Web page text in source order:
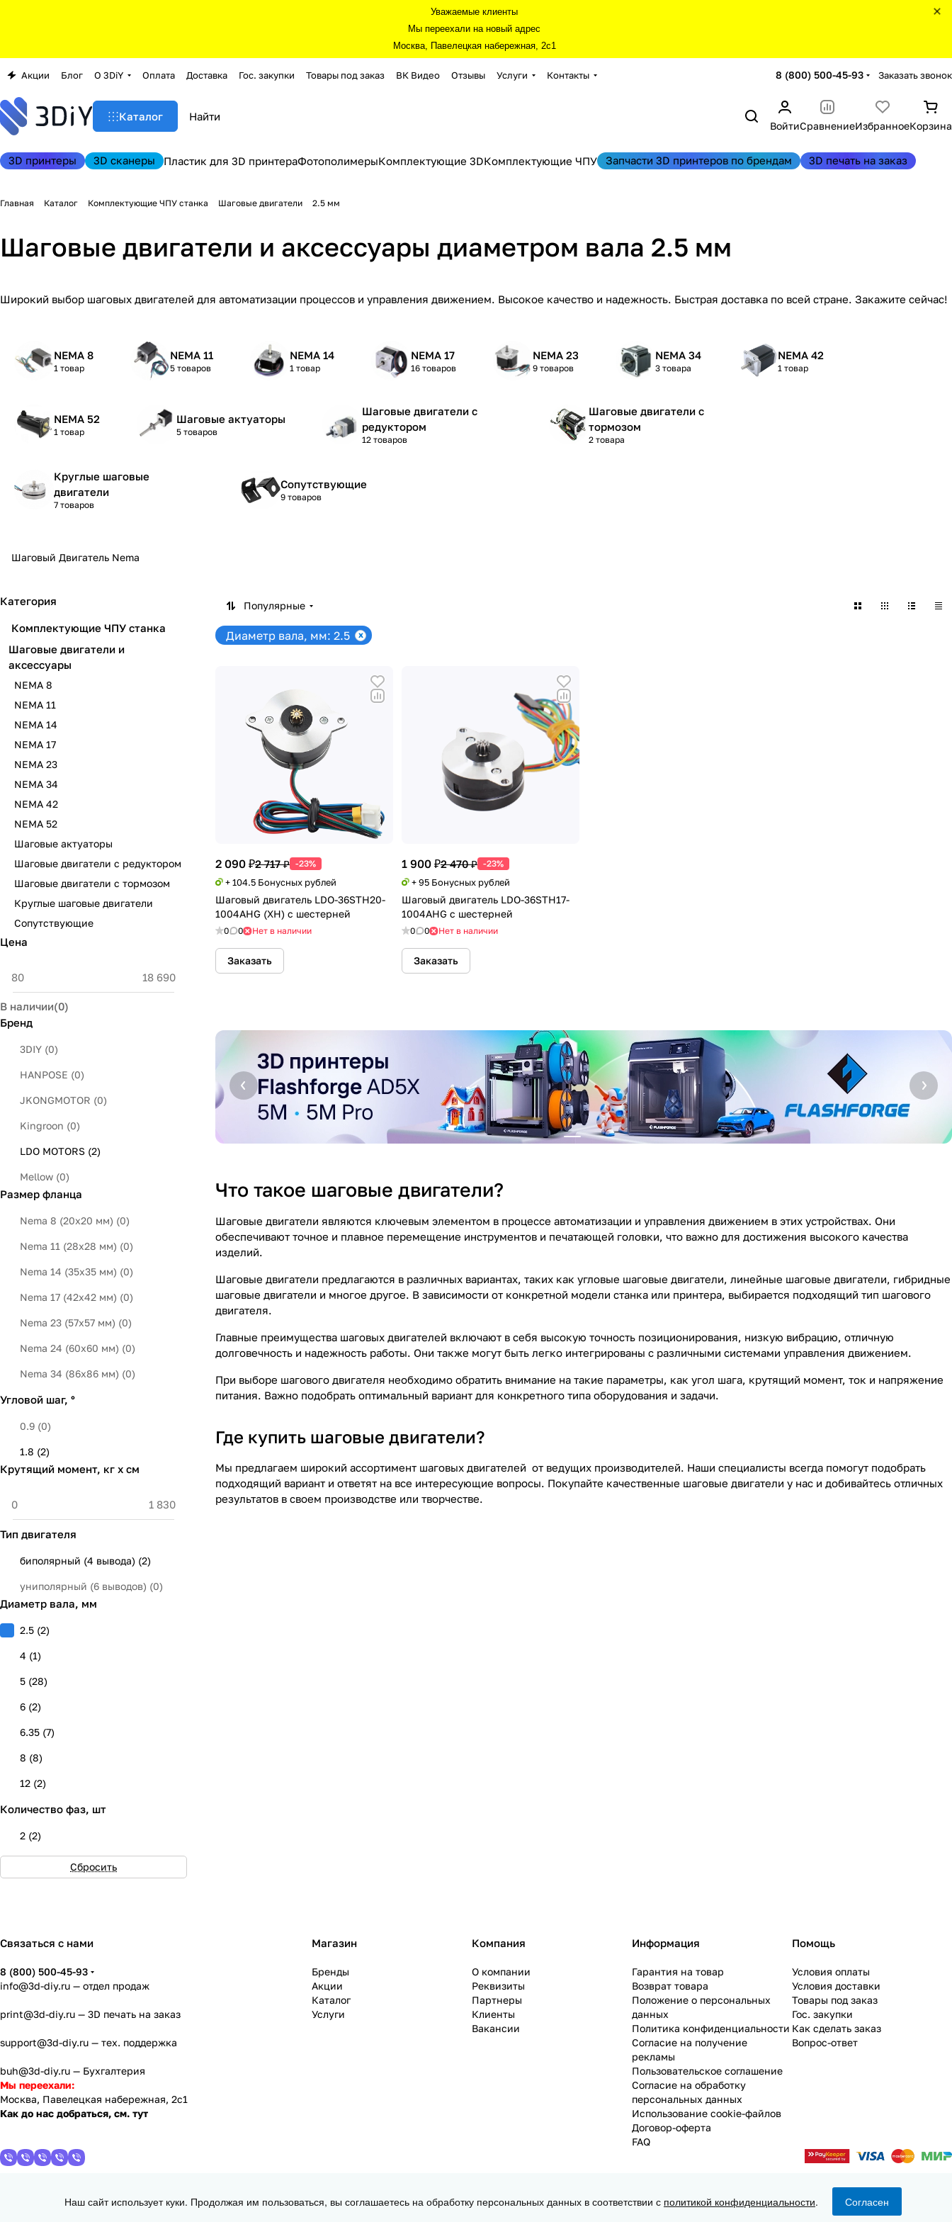
Уважаемые клиенты
Мы переехали на новый адрес
Москва, Павелецкая набережная, 2с1
Акции Блог О 3DiY Оплата Доставка Гос. закупки Товары под заказ ВК Видео Отзывы Услуги Контакты 8 (800) 500-45-93 Заказать звонок
Каталог
ВойтиСравнениеИзбранноеКорзина
3D принтеры 3D сканеры Пластик для 3D принтераФотополимерыКомплектующие 3DКомплектующие ЧПУ Запчасти 3D принтеров по брендам 3D печать на заказ
Главная Каталог Комплектующие ЧПУ станка Шаговые двигатели 2.5 мм
Шаговые двигатели и аксессуары диаметром вала 2.5 мм
Широкий выбор шаговых двигателей для автоматизации процессов и управления движением. Высокое качество и надежность. Быстрая доставка по всей стране. Закажите сейчас!
NEMA 8
1 товар
NEMA 11
5 товаров
NEMA 14
1 товар
NEMA 17
16 товаров
NEMA 23
9 товаров
NEMA 34
3 товара
NEMA 42
1 товар
NEMA 52
1 товар
Шаговые актуаторы
5 товаров
Шаговые двигатели с
редуктором
12 товаров
Шаговые двигатели с
тормозом
2 товара
Круглые шаговые
двигатели
7 товаров
Сопутствующие
9 товаров
Шаговый Двигатель Nema
Популярные
Диаметр вала, мм: 2.5
2 090 ₽2 717 ₽ -23%
+ 104.5 Бонусных рублей
Шаговый двигатель LDO-36STH20-
1004AHG (XH) с шестерней
0 0 Нет в наличии
Заказать
1 900 ₽2 470 ₽ -23%
+ 95 Бонусных рублей
Шаговый двигатель LDO-36STH17-
1004AHG с шестерней
0 0 Нет в наличии
Заказать
Что такое шаговые двигатели?
Шаговые двигатели являются ключевым элементом в процессе автоматизации и управления движением в этих устройствах. Они
обеспечивают точное и плавное перемещение инструментов и печатающей головки, что важно для достижения высокого качества
изделий.
Шаговые двигатели предлагаются в различных вариантах, таких как угловые шаговые двигатели, линейные шаговые двигатели, гибридные
шаговые двигатели и многое другое. В зависимости от конкретной модели станка или принтера, выбирается подходящий тип шагового
двигателя.
Главные преимущества шаговых двигателей включают в себя высокую точность позиционирования, низкую вибрацию, отличную
долговечность и надежность работы. Они также могут быть легко интегрированы с различными системами управления движением.
При выборе шагового двигателя необходимо обратить внимание на такие параметры, как угол шага, крутящий момент, ток и напряжение
питания. Важно подобрать оптимальный вариант для конкретного типа оборудования и задачи.
Где купить шаговые двигатели?
Мы предлагаем широкий ассортимент шаговых двигателей от ведущих производителей. Наши специалисты всегда помогут подобрать
подходящий вариант и ответят на все интересующие вопросы. Покупайте качественные шаговые двигатели у нас и добивайтесь отличных
результатов в своем производстве или творчестве.
Категория
Комплектующие ЧПУ станка
Шаговые двигатели и
аксессуары
NEMA 8
NEMA 11
NEMA 14
NEMA 17
NEMA 23
NEMA 34
NEMA 42
NEMA 52
Шаговые актуаторы
Шаговые двигатели с редуктором
Шаговые двигатели с тормозом
Круглые шаговые двигатели
Сопутствующие
Цена
В наличии(0)
Бренд
3DIY (0)
HANPOSE (0)
JKONGMOTOR (0)
Kingroon (0)
LDO MOTORS (2)
Mellow (0)
Размер фланца
Nema 8 (20x20 мм) (0)
Nema 11 (28x28 мм) (0)
Nema 14 (35x35 мм) (0)
Nema 17 (42x42 мм) (0)
Nema 23 (57x57 мм) (0)
Nema 24 (60x60 мм) (0)
Nema 34 (86x86 мм) (0)
Nema 42 (110x110 мм)
Nema 52 (130х130 мм)
Угловой шаг, °
0.9 (0)
1.8 (2)
Крутящий момент, кг х см
Тип двигателя
биполярный (4 вывода) (2)
униполярный (6 выводов) (0)
Диаметр вала, мм
2.5 (2)
4 (1)
5 (28)
6 (2)
6.35 (7)
8 (8)
12 (2)
14(6)
19(2
Количество фаз, шт
2 (2)
Сбросить
Связаться с нами
8 (800) 500-45-93
info@3d-diy.ru — отдел продаж
print@3d-diy.ru — 3D печать на заказ
support@3d-diy.ru — тех. поддержка
buh@3d-diy.ru — Бухгалтерия
Мы переехали:
Москва, Павелецкая набережная, 2с1
Как до нас добраться, см. тут
Магазин
Бренды
Акции
Каталог
Услуги
Компания
О компании
Реквизиты
Партнеры
Клиенты
Вакансии
Информация
Гарантия на товар
Возврат товара
Положение о персональных
данных
Политика конфиденциальности
Согласие на получение
рекламы
Пользовательское соглашение
Согласие на обработку
персональных данных
Использование cookie-файлов
Договор-оферта
FAQ
Помощь
Условия оплаты
Условия доставки
Товары под заказ
Гос. закупки
Как сделать заказ
Вопрос-ответ
2013 - 2026 © 3DiY (Тридиай) - интернет-магазин комплектующих для 3D принтеров, ЧПУ станков и робототехники Конфиденциальность
Наш сайт использует куки. Продолжая им пользоваться, вы соглашаетесь на обработку персональных данных в соответствии с политикой конфиденциальности. Согласен